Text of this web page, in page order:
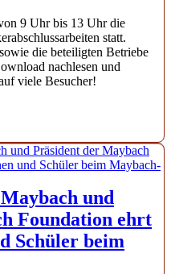
9 Uhr bis 13 Uhr die
statt.
die beteiligten Betriebe
nachlesen und
viele Besucher!
und
Foundation ehrt
Schüler beim